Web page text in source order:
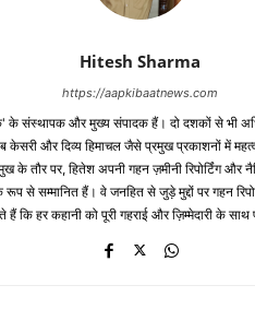
Hitesh Sharma
https://aapkibaatnews.com
के संस्थापक और मुख्य संपादक हैं। दो दशकों से भी
और दिव्य हिमाचल जैसे प्रमुख प्रकाशनों में
के तौर पर, हितेश अपनी गहन ज़मीनी रिपोर्टिंग और
से सम्मानित हैं। वे जनहित से जुड़े मुद्दों पर गहन
हैं कि हर कहानी को पूरी गहराई और ज़िम्मेदारी के साथ